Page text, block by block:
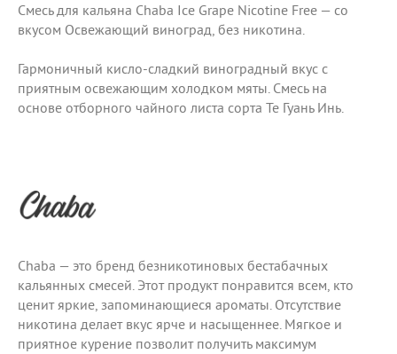
Смесь для кальяна Chaba Ice Grape Nicotine Free — со
вкусом Освежающий виноград, без никотина.
Гармоничный кисло-сладкий виноградный вкус с
приятным освежающим холодком мяты. Смесь на
основе отборного чайного листа сорта Те Гуань Инь.
Chaba — это бренд безникотиновых бестабачных
кальянных смесей. Этот продукт понравится всем, кто
ценит яркие, запоминающиеся ароматы. Отсутствие
никотина делает вкус ярче и насыщеннее. Мягкое и
приятное курение позволит получить максимум